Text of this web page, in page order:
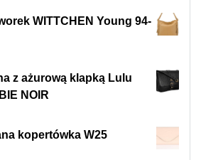
WITTCHEN Young 94-
z ażurową klapką Lulu
NOIR
kopertówka W25